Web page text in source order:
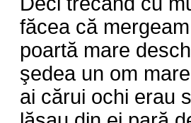
făcea că
poartă mare
şedea un om
ai cărui ochi erau